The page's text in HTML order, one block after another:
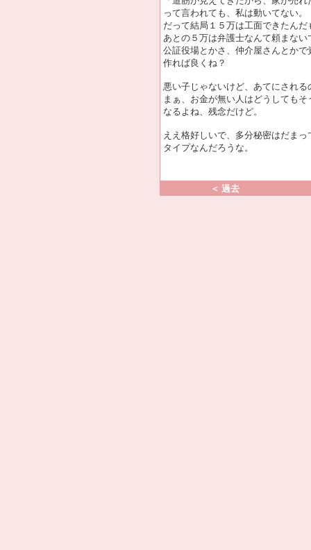
って言われても、私は動いてない。
だって結局１５万は工面できたんだ
あとの５万は弁護士なんて頼まない
公証役場とかさ、仲介屋さんとかで
作れば良くね？
悪い子じゃないけど、あてにされる
まぁ、お金が無い人はどうしてもそ
なるよね、残念だけど。
ええ格好しいで、多分秘密はだまっ
タイプなんだろうな。
＜ 過去